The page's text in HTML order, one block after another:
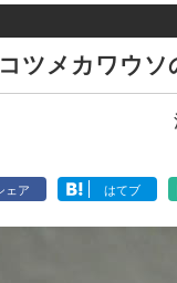
ツメカワウソ
ェア はてブ